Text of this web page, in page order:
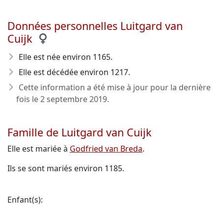
Données personnelles Luitgard van
Cuijk
Elle est née environ 1165.
Elle est décédée environ 1217.
Cette information a été mise à jour pour la dernière
fois le2 septembre 2019.
Famille de Luitgard van Cuijk
Elle est mariée à Godfried van Breda.
Ils se sont mariés environ 1185.
Enfant(s):